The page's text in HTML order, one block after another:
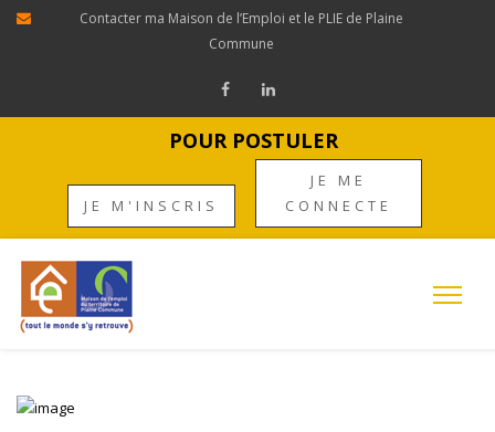
Contacter ma Maison de l’Emploi et le PLIE de Plaine
Commune
POUR POSTULER
JE M'INSCRIS
JE ME
CONNECTE